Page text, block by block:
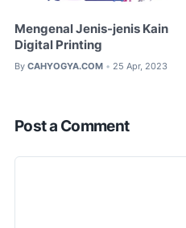
Mengenal Jenis-jenis Kain
Digital Printing
By CAHYOGYA.COM • 25 Apr, 2023
Post a Comment